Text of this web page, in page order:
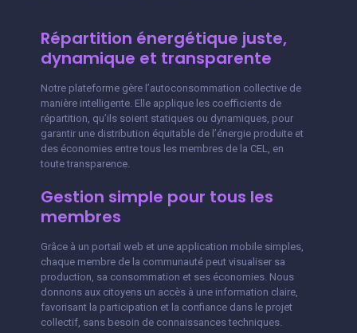
Répartition énergétique juste,
dynamique et transparente
Notre plateforme gère l’autoconsommation collective de
manière intelligente. Elle applique les coefficients de
répartition, qu’ils soient statiques ou dynamiques, pour
garantir une distribution équitable de l’énergie produite et
des économies entre tous les membres de la CEL, en
toute transparence.
Gestion simple pour tous les
membres
Grâce à un portail web et une application mobile simples,
chaque membre de la communauté peut visualiser sa
production, sa consommation et ses économies. Nous
donnons aux citoyens un accès à une information claire,
favorisant la participation et la confiance dans le projet
collectif, sans besoin de connaissances techniques.